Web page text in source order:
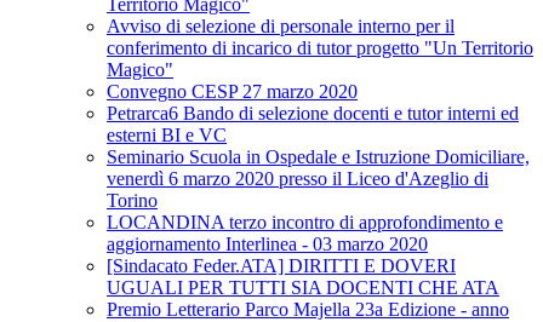
Territorio Magico"
Avviso di selezione di personale interno per il
conferimento di incarico di tutor progetto "Un Territorio
Magico"
Convegno CESP 27 marzo 2020
Petrarca6 Bando di selezione docenti e tutor interni ed
esterni BI e VC
Seminario Scuola in Ospedale e Istruzione Domiciliare,
venerdì 6 marzo 2020 presso il Liceo d'Azeglio di
Torino
LOCANDINA terzo incontro di approfondimento e
aggiornamento Interlinea - 03 marzo 2020
[Sindacato Feder.ATA] DIRITTI E DOVERI
UGUALI PER TUTTI SIA DOCENTI CHE ATA
Premio Letterario Parco Majella 23a Edizione - anno